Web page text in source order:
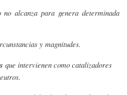
alcanza para genera determinada
y magnitudes.
que intervienen como catalizadores